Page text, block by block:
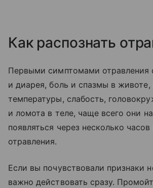
Как распознать
Первыми симптомами отравления
и диарея, боль и спазмы в
температуры, слабость,
и ломота в теле, чаще всего они
появляться через несколько часов
отравления.
Если вы почувствовали признаки
важно действовать сразу.